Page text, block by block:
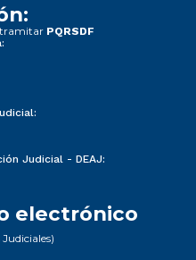
PQRSDF
Judicial - DEAJ:
electrónico
Judiciales)